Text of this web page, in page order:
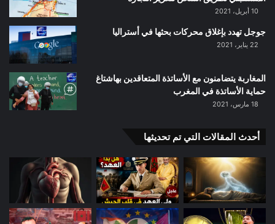
10 أبريل، 2021
جوجل تهدد بإغلاق محركات بحثها في أستراليا
22 يناير، 2021
المغاربة يتضامنون مع الأساتذة المتعاقدين بهاشتاغ
حماية الأساتذة في المغرب
18 مارس، 2021
أحدث المقالات التي تم تحديثها